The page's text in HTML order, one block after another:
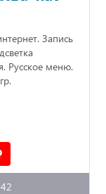
Запись
Русское меню.